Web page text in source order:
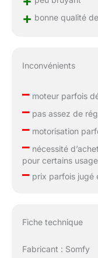
+ bonne qualité
Inconvénients
–moteur parfois
–pas assez de
–motorisation
–nécessité
pour certains
–prix parfois jugé
Fiche technique
Fabricant : Somfy